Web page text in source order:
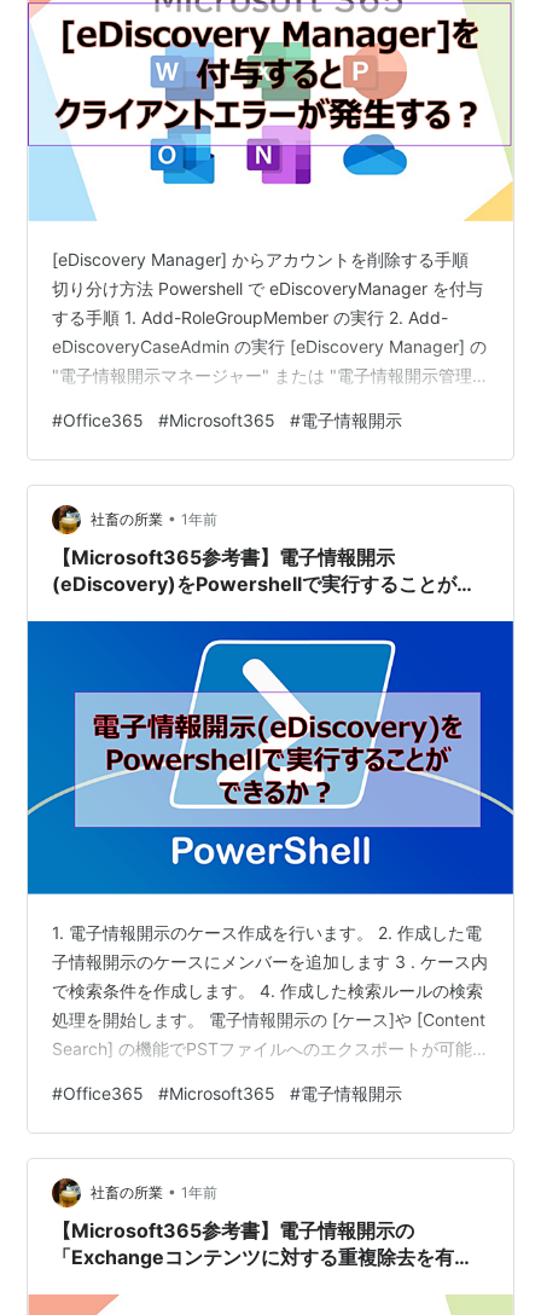
[eDiscovery Manager] からアカウントを削除する手順
切り分け方法 Powershell で eDiscoveryManager を付与
する手順 1. Add-RoleGroupMember の実行 2. Add-
eDiscoveryCaseAdmin の実行 [eDiscovery Manager] の
"電子情報開示マネージャー" または "電子情報開示管理
いるアカウントである場合に、クライアントエラーの
"Request failed with status code 500" のエラーが発生
することを確認しています…
#Office365 #Microsoft365 #電子情報開示
社畜の所業 • 1年前
【Microsoft365参考書】電子情報開示
(eDiscovery)をPowershellで実行することがで
1. 電子情報開示のケース作成を行います。 2. 作成した電
子情報開示のケースにメンバーを追加します 3 . ケース内
で検索条件を作成します。 4. 作成した検索ルールの検索
処理を開始します。 電子情報開示の [ケース]や [Content
Search] の機能でPSTファイルへのエクスポートが可能
ことができるかについてご紹介したいと思います。 結論
としては、「できない」ということを確認しています。
検索ルールの作成までは可能ですが、[クエリの実行]は画
面上から実行しないと動作しないことを確認していま
す。 また、エクスポートを実行す…
#Office365 #Microsoft365 #電子情報開示
社畜の所業 • 1年前
【Microsoft365参考書】電子情報開示の
「Exchangeコンテンツに対する重複除去を有効